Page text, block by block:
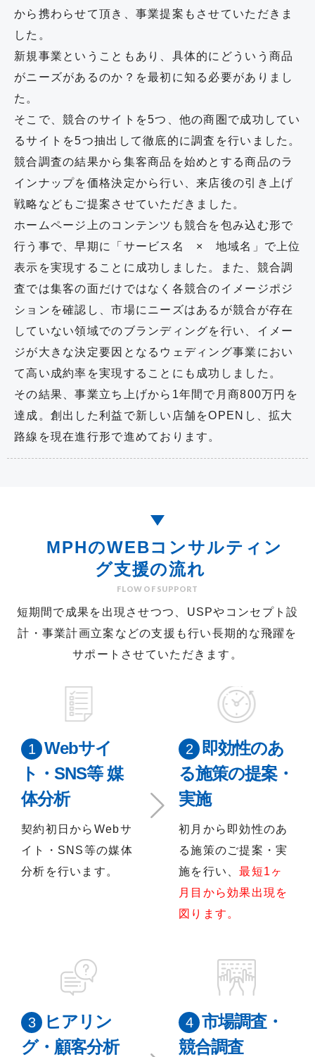
から携わらせて頂き、事業提案もさせていただきま
した。
新規事業ということもあり、具体的にどういう商品
がニーズがあるのか？を最初に知る必要がありまし
た。
そこで、競合のサイトを5つ、他の商圏で成功してい
るサイトを5つ抽出して徹底的に調査を行いました。
競合調査の結果から集客商品を始めとする商品のラ
インナップを価格決定から行い、来店後の引き上げ
戦略などもご提案させていただきました。
ホームページ上のコンテンツも競合を包み込む形で
行う事で、早期に「サービス名 × 地域名」で上位
表示を実現することに成功しました。また、競合調
査では集客の面だけではなく各競合のイメージポジ
ションを確認し、市場にニーズはあるが競合が存在
していない領域でのブランディングを行い、イメー
ジが大きな決定要因となるウェディング事業におい
て高い成約率を実現することにも成功しました。
その結果、事業立ち上げから1年間で月商800万円を
達成。創出した利益で新しい店舗をOPENし、拡大
路線を現在進行形で進めております。
MPHのWEBコンサルティン
グ支援の流れ
FLOW OF SUPPORT
短期間で成果を出現させつつ、USPやコンセプト設
計・事業計画立案などの支援も行い長期的な飛躍を
サポートさせていただきます。
Webサイ
ト・SNS等 媒
体分析
契約初日からWebサ
イト・SNS等の媒体
分析を行います。
即効性のあ
る施策の提案・
実施
初月から即効性のあ
る施策のご提案・実
施を行い、最短1ヶ
月目から効果出現を
図ります。
ヒアリン
グ・顧客分析
市場調査・
競合調査